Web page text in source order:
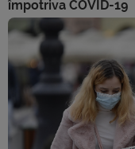
împotriva COVID-19